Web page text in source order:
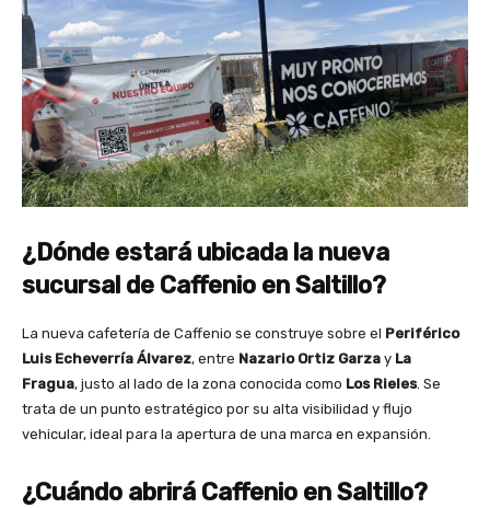
¿Dónde estará ubicada la nueva
sucursal de Caffenio en Saltillo?
La nueva cafetería de Caffenio se construye sobre el Periférico
Luis Echeverría Álvarez, entre Nazario Ortiz Garza y La
Fragua, justo al lado de la zona conocida como Los Rieles. Se
trata de un punto estratégico por su alta visibilidad y flujo
vehicular, ideal para la apertura de una marca en expansión.
¿Cuándo abrirá Caffenio en Saltillo?